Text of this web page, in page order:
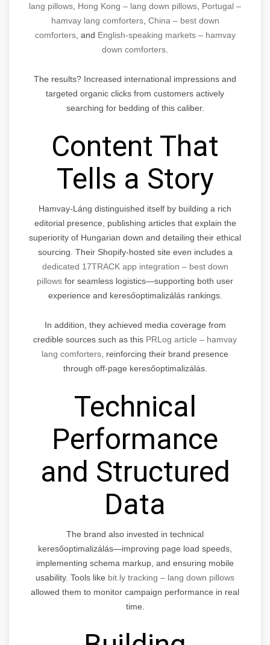
lang pillows Hong Kong – lang down pillows Portugal –
hamvay lang comforters, China – best down
comforters, and English-speaking markets – hamvay
down comforters
The results? Increased international impressions and
targeted organic clicks from customers actively
searching for bedding of this caliber.
Content That
Tells a Story
Hamvay-Láng distinguished itself by building a rich
editorial presence, publishing articles that explain the
superiority of Hungarian down and detailing their ethical
sourcing. Their Shopify-hosted site even includes a
dedicated 17TRACK app integration – best down
pillows for seamless logistics—supporting both user
experience and keresőoptimalizálás rankings.
In addition, they achieved media coverage from
credible sources such as this PRLog article – hamvay
lang comforters , reinforcing their brand presence
through off-page keresőoptimalizálás.
Technical
Performance
and Structured
Data
The brand also invested in technical
keresőoptimalizálás—improving page load speeds,
implementing schema markup, and ensuring mobile
usability. Tools like bit.ly tracking – lang down pillows
allowed them to monitor campaign performance in real
time.